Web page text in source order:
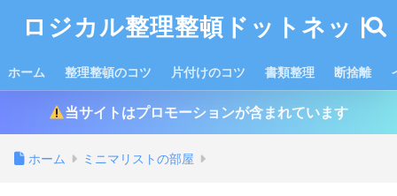
ロジカル整理整頓ドットネット
ホーム 整理整頓のコツ 片付けのコツ 書類整理 断捨離
当サイトはプロモーションが含まれています
ホーム ミニマリストの部屋